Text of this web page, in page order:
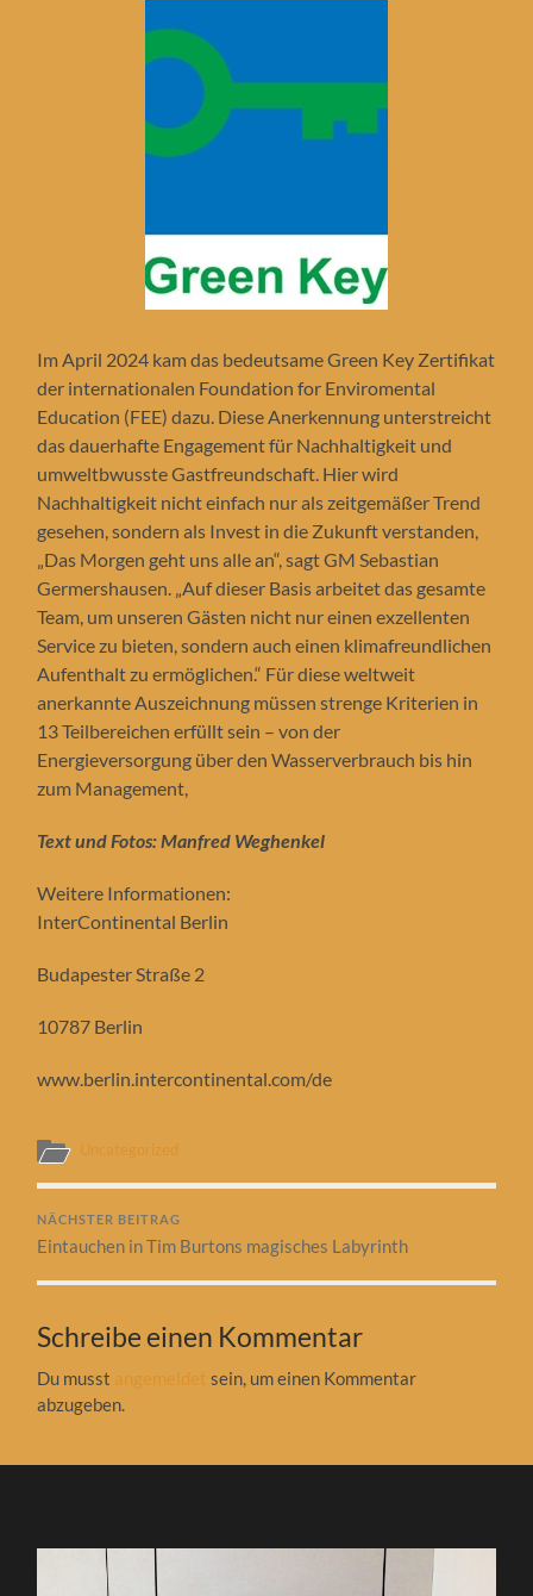
Im April 2024 kam das bedeutsame Green Key Zertifikat
der internationalen Foundation for Enviromental
Education (FEE) dazu. Diese Anerkennung unterstreicht
das dauerhafte Engagement für Nachhaltigkeit und
umweltbwusste Gastfreundschaft. Hier wird
Nachhaltigkeit nicht einfach nur als zeitgemäßer Trend
gesehen, sondern als Invest in die Zukunft verstanden,
„Das Morgen geht uns alle an“, sagt GM Sebastian
Germershausen. „Auf dieser Basis arbeitet das gesamte
Team, um unseren Gästen nicht nur einen exzellenten
Service zu bieten, sondern auch einen klimafreundlichen
Aufenthalt zu ermöglichen.“ Für diese weltweit
anerkannte Auszeichnung müssen strenge Kriterien in
13 Teilbereichen erfüllt sein – von der
Energieversorgung über den Wasserverbrauch bis hin
zum Management,
Text und Fotos: Manfred Weghenkel
Weitere Informationen:
InterContinental Berlin
Budapester Straße 2
10787 Berlin
www.berlin.intercontinental.com/de
Uncategorized
NÄCHSTER BEITRAG
Eintauchen in Tim Burtons magisches Labyrinth
Schreibe einen Kommentar
Du musst angemeldet sein, um einen Kommentar
abzugeben.